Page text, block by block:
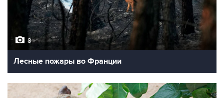
8
Лесные пожары во Франции